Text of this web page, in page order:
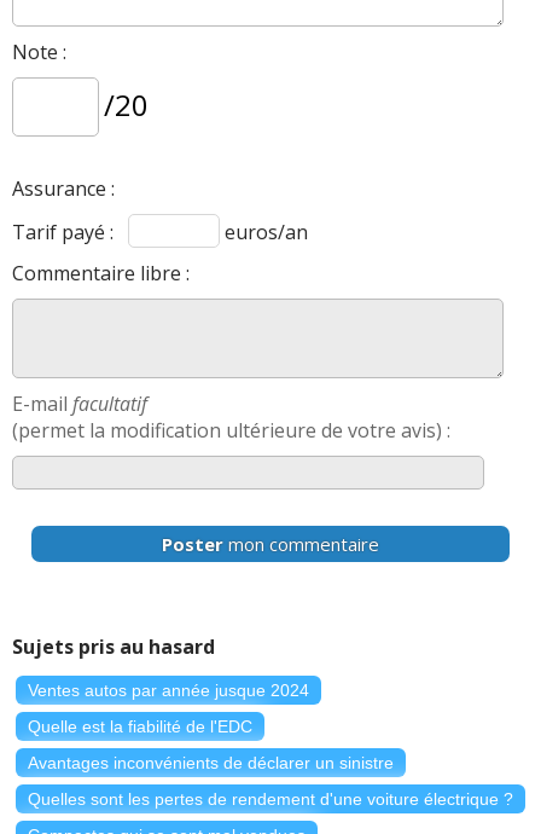
Note :
/20
Assurance :
Tarif payé :
euros/an
Commentaire libre :
E-mail facultatif
(permet la modification ultérieure de votre avis) :
Poster mon commentaire
Sujets pris au hasard
Ventes autos par année jusque 2024
Quelle est la fiabilité de l'EDC
Avantages inconvénients de déclarer un sinistre
Quelles sont les pertes de rendement d'une voiture électrique ?